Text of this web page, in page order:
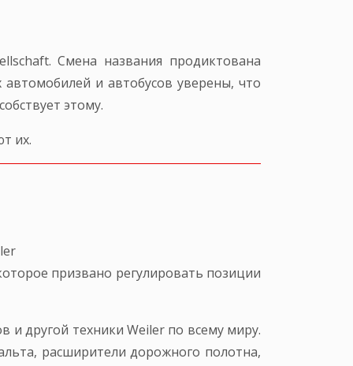
Смена названия продиктована
и автобусов уверены, что
этому.
их.
призвано регулировать позиции
и другой техники Weiler по всему миру.
расширители дорожного полотна,